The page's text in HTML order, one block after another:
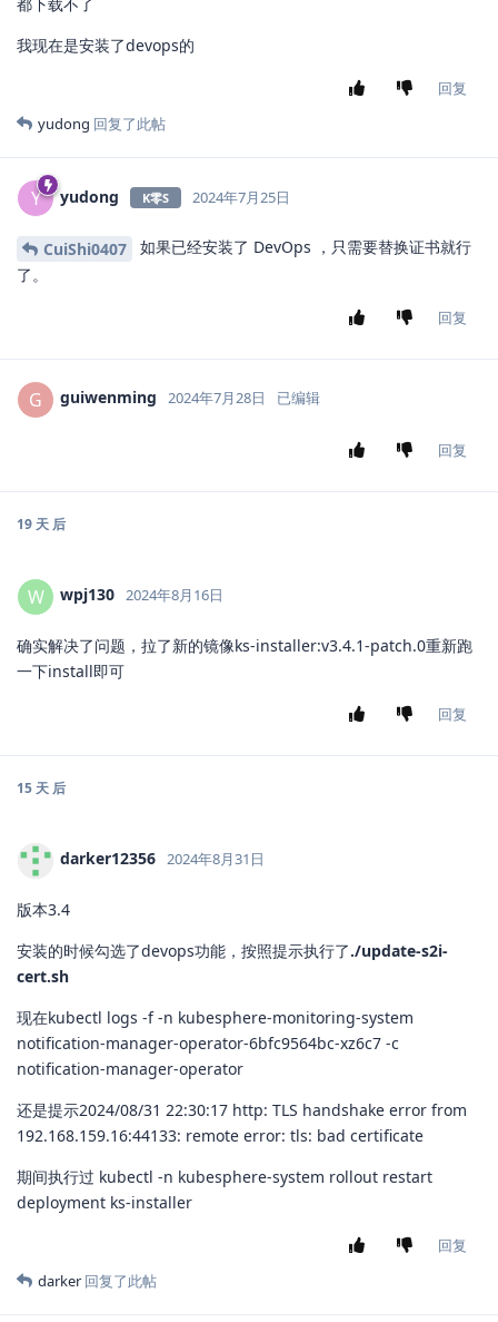
我现在是安装了devops的
回复
yudong 回复了此帖
Y yudong K零S 2024年7月25日
CuiShi0407
如果已经安装了 DevOps ，只需要替换证书就行
了。
回复
G guiwenming 2024年7月28日 已编辑
回复
19 天 后
W wpj130 2024年8月16日
确实解决了问题，拉了新的镜像ks-installer:v3.4.1-patch.0重新跑
一下install即可
回复
15 天 后
darker12356 2024年8月31日
版本3.4
安装的时候勾选了devops功能，按照提示执行了./update-s2i-
cert.sh
现在kubectl logs -f -n kubesphere-monitoring-system
notification-manager-operator-6bfc9564bc-xz6c7 -c
notification-manager-operator
还是提示2024/08/31 22:30:17 http: TLS handshake error from
192.168.159.16:44133: remote error: tls: bad certificate
期间执行过 kubectl -n kubesphere-system rollout restart
deployment ks-installer
回复
darker 回复了此帖